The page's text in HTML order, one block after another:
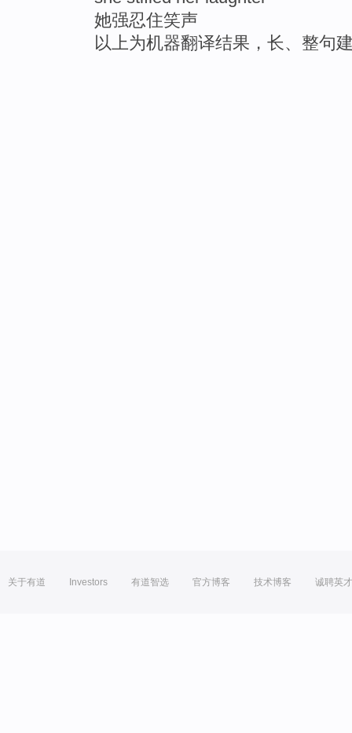
她强忍住笑声
以上为机器翻译结果，长、整句
关于有道 Investors 有道智选 官方博客 技术博客 诚聘英才